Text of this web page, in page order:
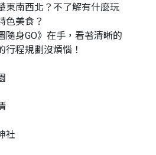
東南西北？不了解有什麼玩
色美食？
身GO》在手，看著清晰的
行程規劃沒煩惱！
社